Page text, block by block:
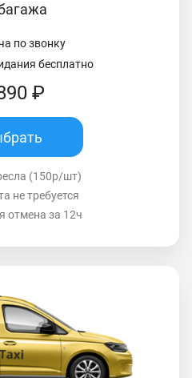
по звонку
бесплатно
₽
(150р/шт)
не требуется
отмена за 12ч